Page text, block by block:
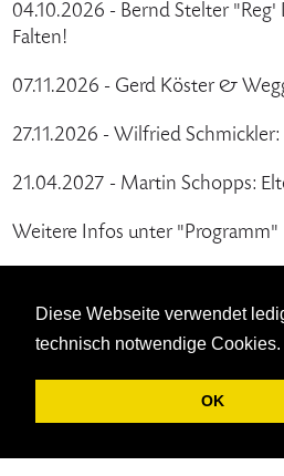
Diese Webseite verwendet
technisch notwendige Cookies.
OK
04.10.2026 - Bernd Stelter
Falten!
07.11.2026 - Gerd Köster &
27.11.2026 - Wilfried
21.04.2027 - Martin Schopps:
Weitere Infos unter "Programm"